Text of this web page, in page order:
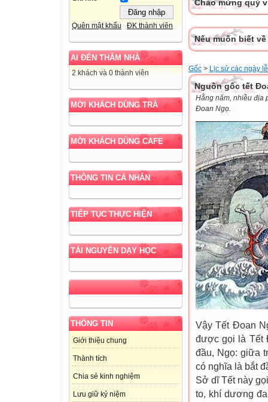
Quên mật khẩu ĐK thành viên
AI ĐẾN THĂM NHÀ
2 khách và 0 thành viên
MỜI KHÁCH DÙNG TRÀ
MỜI KHÁCH DÙNG CAFE
THÔNG TIN CÁ NHÂN
TIẾP TỤC THỰC HIỆN
TÀI NGUYÊN DẠY HỌC
THÔNG TIN
Giới thiệu chung
Thành tích
Chia sẻ kinh nghiệm
Lưu giữ kỷ niệm
Chào mừng quý
Nếu muốn biết
Gốc > Lịc sử các ngày lễ
Nguồn gốc tết
Hằng năm, nhiều địa
Đoan Ngọ.
Vậy Tết Đoan
được gọi là Tết
đầu, Ngọ: giữa
có nghĩa là bắt
Sở dĩ Tết này
to, khí dương